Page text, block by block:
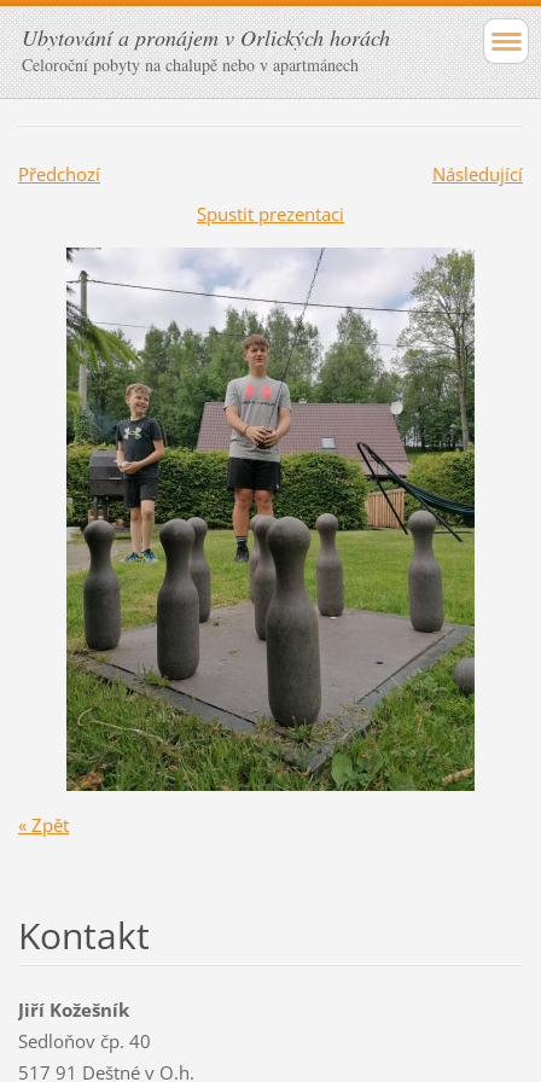
Ubytování a pronájem v Orlických horách
Celoroční pobyty na chalupě nebo v apartmánech
Předchozí
Následující
Spustit prezentaci
« Zpět
Kontakt
Jiří Kožešník
Sedloňov čp. 40
517 91 Deštné v O.h.